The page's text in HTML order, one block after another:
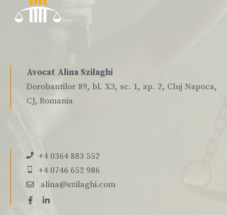
Avocat Alina Szilaghi
Dorobantilor 89, bl. X3, sc. 1, ap. 2, Cluj Napoca,
CJ, Romania
+4 0364 883 552
+4 0746 652 986
alina@szilaghi.com